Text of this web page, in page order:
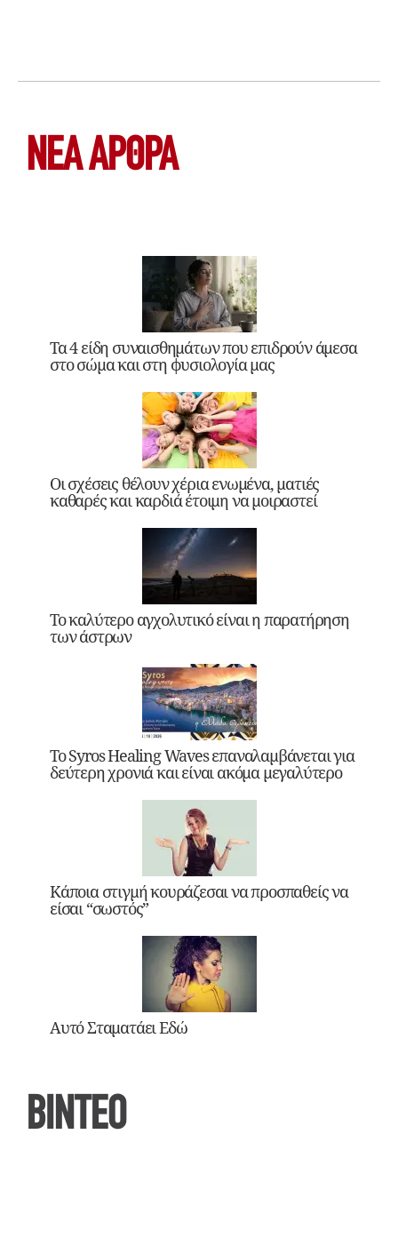
ΝΕΑ ΆΡΘΡΑ
Τα 4 είδη συναισθημάτων που επιδρούν άμεσα
στο σώμα και στη φυσιολογία μας
Οι σχέσεις θέλουν χέρια ενωμένα, ματιές
καθαρές και καρδιά έτοιμη να μοιραστεί
Το καλύτερο αγχολυτικό είναι η παρατήρηση
των άστρων
Το Syros Healing Waves επαναλαμβάνεται για
δεύτερη χρονιά και είναι ακόμα μεγαλύτερο
Κάποια στιγμή κουράζεσαι να προσπαθείς να
είσαι “σωστός”
Αυτό Σταματάει Εδώ
ΒΙΝΤΕΟ